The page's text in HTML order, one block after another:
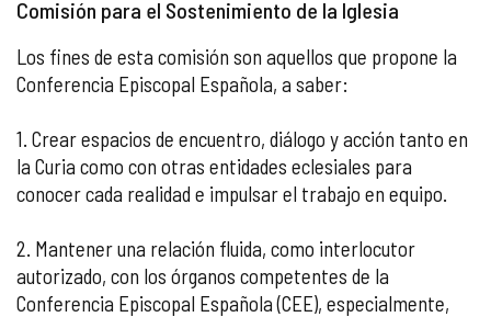
Comisión para el Sostenimiento de la Iglesia
Los fines de esta comisión son aquellos que propone la
Conferencia Episcopal Española, a saber:
1. Crear espacios de encuentro, diálogo y acción tanto en
la Curia como con otras entidades eclesiales para
conocer cada realidad e impulsar el trabajo en equipo.
2. Mantener una relación fluida, como interlocutor
autorizado, con los órganos competentes de la
Conferencia Episcopal Española (CEE), especialmente,